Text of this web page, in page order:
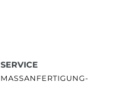
SERVICE
MASSANFERTIGUNG- /